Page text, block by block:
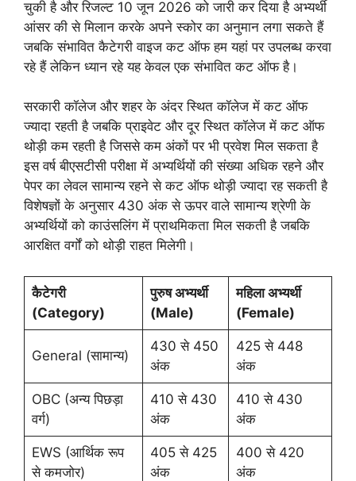
चुकी है और रिजल्ट 10 जून 2026 को जारी कर दिया है अभ्यर्थी
आंसर की से मिलान करके अपने स्कोर का अनुमान लगा सकते हैं
जबकि संभावित कैटेगरी वाइज कट ऑफ हम यहां पर उपलब्ध करवा
रहे हैं लेकिन ध्यान रहे यह केवल एक संभावित कट ऑफ है।
सरकारी कॉलेज और शहर के अंदर स्थित कॉलेज में कट ऑफ
ज्यादा रहती है जबकि प्राइवेट और दूर स्थित कॉलेज में कट ऑफ
थोड़ी कम रहती है जिससे कम अंकों पर भी प्रवेश मिल सकता है
इस वर्ष बीएसटीसी परीक्षा में अभ्यर्थियों की संख्या अधिक रहने और
पेपर का लेवल सामान्य रहने से कट ऑफ थोड़ी ज्यादा रह सकती है
विशेषज्ञों के अनुसार 430 अंक से ऊपर वाले सामान्य श्रेणी के
अभ्यर्थियों को काउंसलिंग में प्राथमिकता मिल सकती है जबकि
आरक्षित वर्गों को थोड़ी राहत मिलेगी।
कैटेगरी
(Category)
पुरुष अभ्यर्थी
(Male)
महिला अभ्यर्थी
(Female)
General (सामान्य)
430 से 450
अंक
425 से 448
अंक
OBC (अन्य पिछड़ा
वर्ग)
410 से 430
अंक
410 से 430
अंक
EWS (आर्थिक रूप
से कमजोर)
405 से 425
अंक
400 से 420
अंक